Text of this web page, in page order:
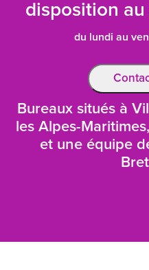
disposition au
du lundi au
Bureaux situés à
les Alpes-
et une équipe